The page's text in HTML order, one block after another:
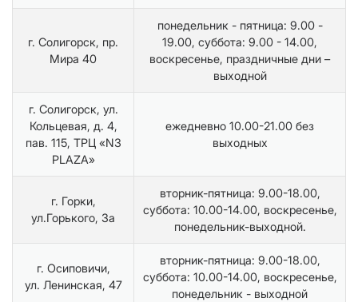
г. Солигорск, пр.
Мира 40
понедельник - пятница: 9.00 -
19.00, суббота: 9.00 - 14.00,
воскресенье, праздничные дни –
выходной
г. Солигорск, ул.
Кольцевая, д. 4,
пав. 115, ТРЦ «N3
PLAZA»
ежедневно 10.00-21.00 без
выходных
г. Горки,
ул.Горького, 3а
вторник-пятница: 9.00-18.00,
суббота: 10.00-14.00, воскресенье,
понедельник-выходной.
г. Осиповичи,
ул. Ленинская, 47
вторник-пятница: 9.00-18.00,
суббота: 10.00-14.00, воскресенье,
понедельник - выходной